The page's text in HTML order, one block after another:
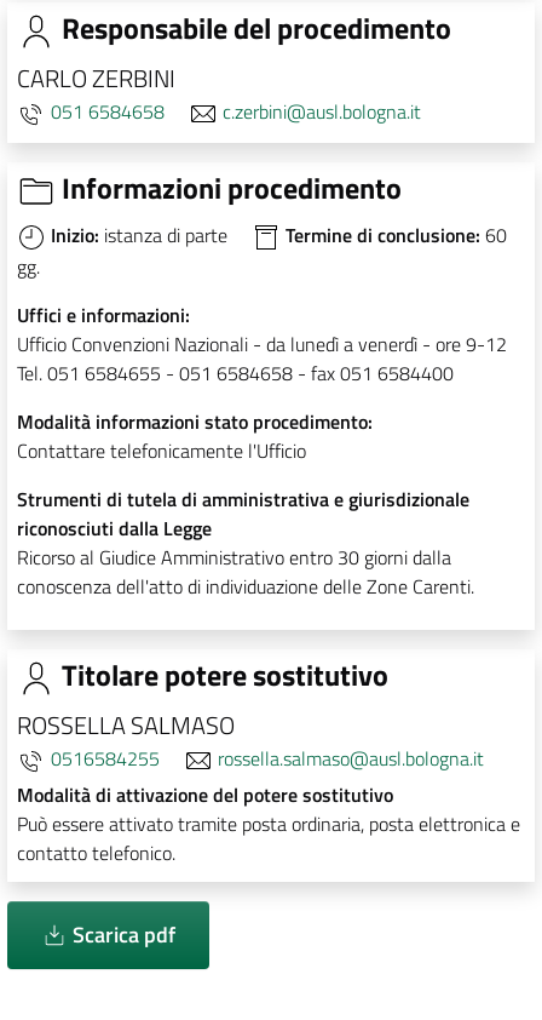
Responsabile del procedimento
CARLO ZERBINI
051 6584658 c.zerbini@ausl.bologna.it
Informazioni procedimento
Inizio: istanza di parte Termine di conclusione: 60
gg.
Uffici e informazioni:
Ufficio Convenzioni Nazionali - da lunedì a venerdì - ore 9-12
Tel. 051 6584655 - 051 6584658 - fax 051 6584400
Modalità informazioni stato procedimento:
Contattare telefonicamente l'Ufficio
Strumenti di tutela di amministrativa e giurisdizionale
riconosciuti dalla Legge
Ricorso al Giudice Amministrativo entro 30 giorni dalla
conoscenza dell'atto di individuazione delle Zone Carenti.
Titolare potere sostitutivo
ROSSELLA SALMASO
0516584255
rossella.salmaso@ausl.bologna.it
Modalità di attivazione del potere sostitutivo
Può essere attivato tramite posta ordinaria, posta elettronica e
contatto telefonico.
Scarica pdf